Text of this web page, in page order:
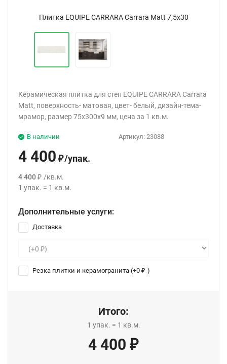
Плитка EQUIPE CARRARA Carrara Matt 7,5x30
Керамическая плитка для стен EQUIPE CARRARA Carrara
Matt, поверхность- матовая, цвет- белый, дизайн-тема-
мрамор, размер 75х300х9 мм, цена за 1 кв.м.
Артикул: 23088
В наличии
4 400 ₽/упак.
4 400 ₽ /кв.м.
1 упак. = 1 кв.м.
Дополнительные услуги:
Доставка
Резка плитки и керамогранита (+0 ₽ )
Итого:
1 упак. = 1 кв.м.
4 400 ₽